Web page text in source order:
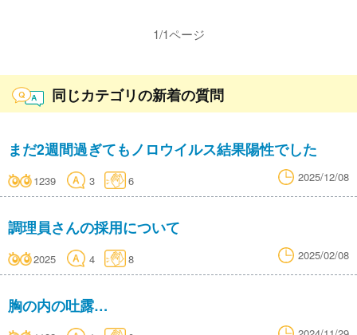
1/1ページ
同じカテゴリの新着の質問
まだ2週間過ぎてもノロウイルス結果陽性でした
1239 3 6 2025/12/08
調理員さんの採用について
2025 4 8 2025/02/08
胸の内の吐露…